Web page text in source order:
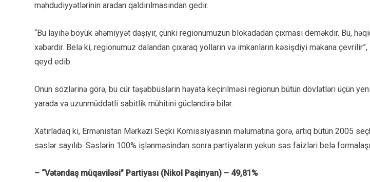
məhdudiyyətlərinin aradan qaldırılmasından gedir.
“Bu layihə böyük əhəmiyyət daşıyır, çünki regionumuzun blokadadan çıxması deməkdir. Bu,
xəbərdir. Belə ki, regionumuz dalandan çıxaraq yolların və imkanların kəsişdiyi məkana
qeyd edib.
Onun sözlərinə görə, bu cür təşəbbüslərin həyata keçirilməsi regionun bütün dövlətləri üçün
yarada və uzunmüddətli sabitlik mühitini gücləndirə bilər.
Xatırladaq ki, Ermənistan Mərkəzi Seçki Komissiyasının məlumatına görə, artıq bütün 2005
səslər sayılıb. Səslərin 100% işlənməsindən sonra partiyaların yekun səs faizləri belə
– “Vətəndaş müqaviləsi” Partiyası (Nikol Paşinyan) – 49,81%